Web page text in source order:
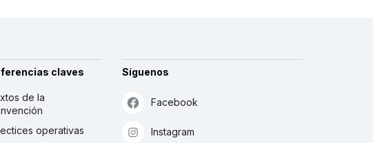
claves
de la
operativas
Síguenos
Facebook
Instagram